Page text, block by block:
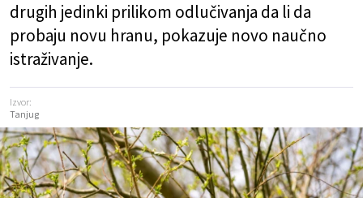
drugih jedinki prilikom odlučivanja da li da
probaju novu hranu, pokazuje novo naučno
istraživanje.
Izvor:
Tanjug